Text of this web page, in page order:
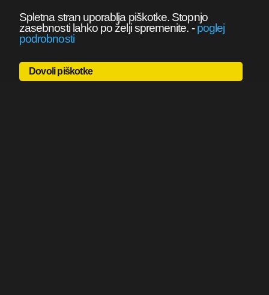
Spletna stran uporablja piškotke. Stopnjo
zasebnosti lahko po želji spremenite. -poglej
podrobnosti
Dovoli piškotke